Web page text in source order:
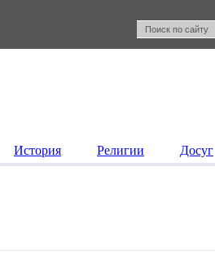
История Религии Досуг